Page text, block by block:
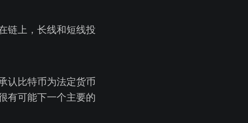
链上，长线和短线投
认比特币为法定货币
有可能下一个主要的